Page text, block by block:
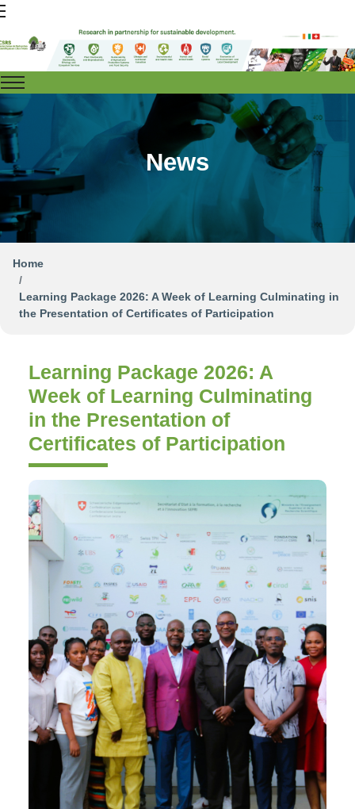
News
Home
Learning Package 2026: A Week of Learning Culminating in
the Presentation of Certificates of Participation
Learning Package 2026: A
Week of Learning Culminating
in the Presentation of
Certificates of Participation